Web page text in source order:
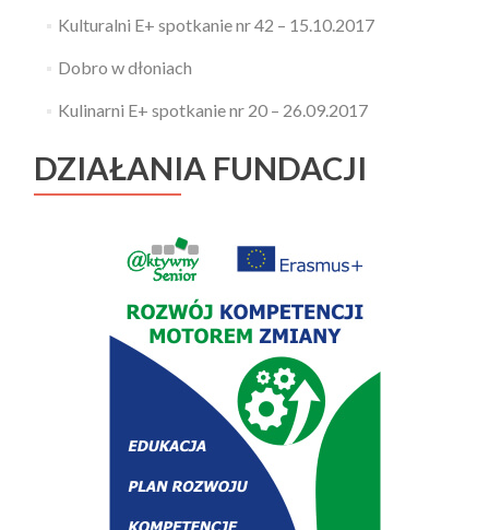
Kulturalni E+ spotkanie nr 42 – 15.10.2017
Dobro w dłoniach
Kulinarni E+ spotkanie nr 20 – 26.09.2017
DZIAŁANIA FUNDACJI